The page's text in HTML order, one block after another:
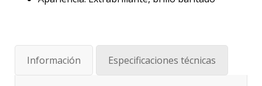
Información Especificaciones técnicas